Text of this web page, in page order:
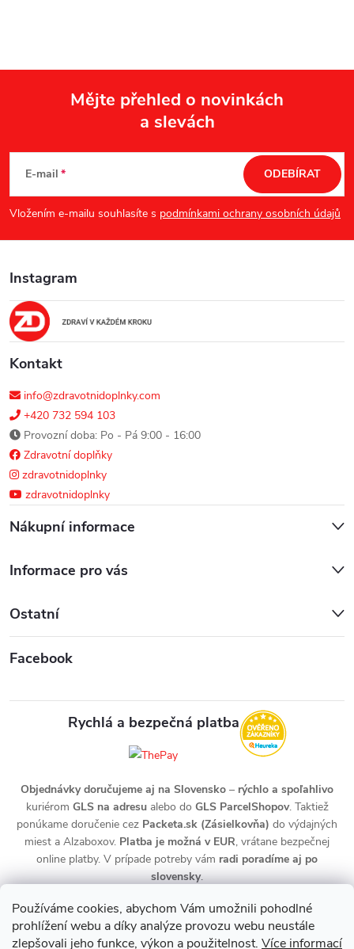
Používáme cookies, abychom Vám umožnili pohodlné
prohlížení webu a díky analýze provozu webu neustále
zlepšovali jeho funkce, výkon a použitelnost. Více informací
p
a
t
Mějte přehled o novinkách
a slevách
E-mail
Vložením e-mailu souhlasíte s podmínkami ochrany osobních údajů
ODEBÍRAT
Instagram
Kontakt
info@zdravotnidoplnky.com
+420 732 594 103
Provozní doba: Po - Pá 9:00 - 16:00
Zdravotní doplňky
zdravotnidoplnky
zdravotnidoplnky
Nákupní informace
Informace pro vás
Ostatní
Facebook
Rychlá a bezpečná platba
Objednávky doručujeme aj na Slovensko – rýchlo a spoľahlivo
kuriérom GLS na adresualebo do GLS ParcelShopov. Taktiež
ponúkame doručenie cez Packeta.sk (Zásielkovňa) do výdajných
miest a Alzaboxov. Platba je možná v EUR, vrátane bezpečnej
online platby. V prípade potreby vám radi poradíme aj po
slovensky.